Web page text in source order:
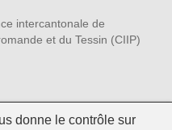
intercantonale de
et du Tessin (CIIP)
donne le contrôle sur